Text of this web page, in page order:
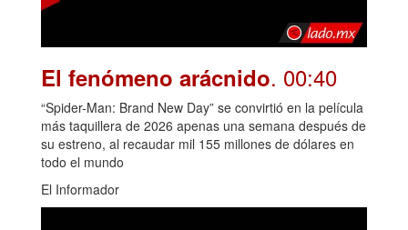
El fenómeno arácnido. 00:40
“Spider-Man: Brand New Day” se convirtió en la película
más taquillera de 2026 apenas una semana después de
su estreno, al recaudar mil 155 millones de dólares en
todo el mundo
El Informador